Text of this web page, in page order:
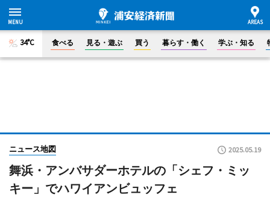
34°C 食べる 見る・遊ぶ 買う 暮らす・働く 学ぶ・知る
ニュース地図 2025.05.19
舞浜・アンバサダーホテルの「シェフ・ミッ
キー」でハワイアンビュッフェ